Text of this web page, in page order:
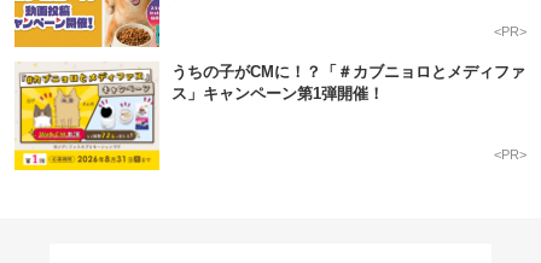
<PR>
うちの子がCMに！？「＃カブニョロとメディファ
ス」キャンペーン第1弾開催！
<PR>